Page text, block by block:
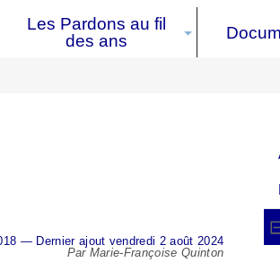
Les Pardons au fil
des ans
— Dernier ajout vendredi 2 août 2024
Par Marie-Françoise Quinton